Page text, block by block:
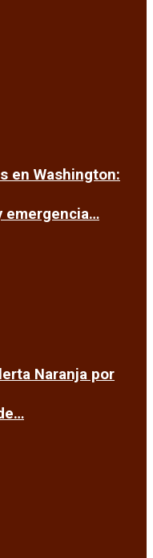
en Washington:
emergencia…
Naranja por